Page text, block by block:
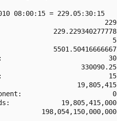
08:00:15 = 229.05:30:15
229
229.229340277778
5
5501.50416666667
30
330090.25
15
19,805,415
0
19,805,415,000
198,054,150,000,000